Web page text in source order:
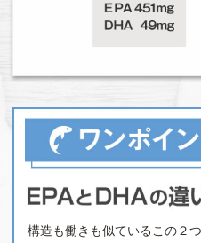
構造も働きも似ているこの２